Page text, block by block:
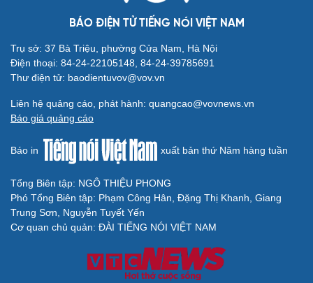
Cải chính
BÁO ĐIỆN TỬ TIẾNG NÓI VIỆT NAM
Trụ sở: 37 Bà Triệu, phường Cửa Nam, Hà Nội
Điện thoại: 84-24-22105148, 84-24-39785691
Thư điện tử: baodientuvov@vov.vn
Liên hệ quảng cáo, phát hành: quangcao@vovnews.vn
Báo giá quảng cáo
Báo in xuất bản thứ Năm hàng tuần
Tổng Biên tập: NGÔ THIỆU PHONG
Phó Tổng Biên tập: Phạm Công Hân, Đặng Thị Khanh, Giang
Trung Sơn, Nguyễn Tuyết Yến
Cơ quan chủ quản: ĐÀI TIẾNG NÓI VIỆT NAM